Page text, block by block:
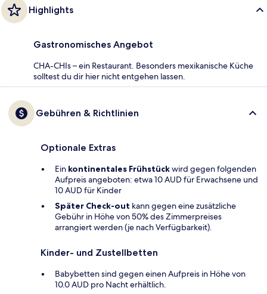
Highlights
Gastronomisches Angebot
CHA-CHIs – ein Restaurant. Besonders mexikanische Küche
solltest du dir hier nicht entgehen lassen.
Gebühren & Richtlinien
Optionale Extras
Ein kontinentales Frühstückwird gegen folgenden
Aufpreis angeboten: etwa 10 AUD für Erwachsene und
10 AUD für Kinder
Später Check-out kann gegen eine zusätzliche
Gebühr in Höhe von 50% des Zimmerpreises
arrangiert werden (je nach Verfügbarkeit).
Kinder- und Zustellbetten
Babybetten sind gegen einen Aufpreis in Höhe von
10.0 AUD pro Nacht erhältlich.